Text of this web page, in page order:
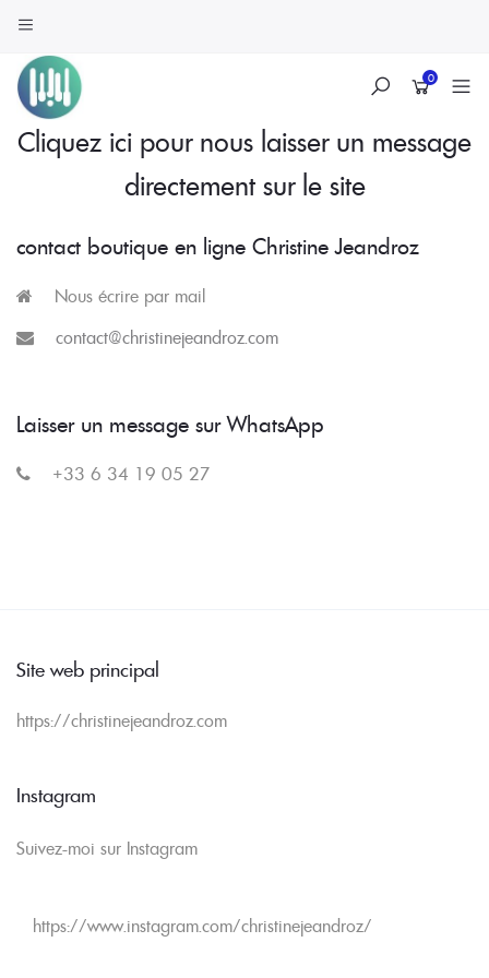
0
Skip
Cliquez ici pour nous laisser un message
directement sur le site
contact boutique en ligne Christine Jeandroz
Nous écrire par mail
contact@christinejeandroz.com
Laisser un message sur WhatsApp
+33 6 34 19 05 27
Site web principal
https://christinejeandroz.com
Instagram
Suivez-moi sur Instagram
https://www.instagram.com/christinejeandroz/